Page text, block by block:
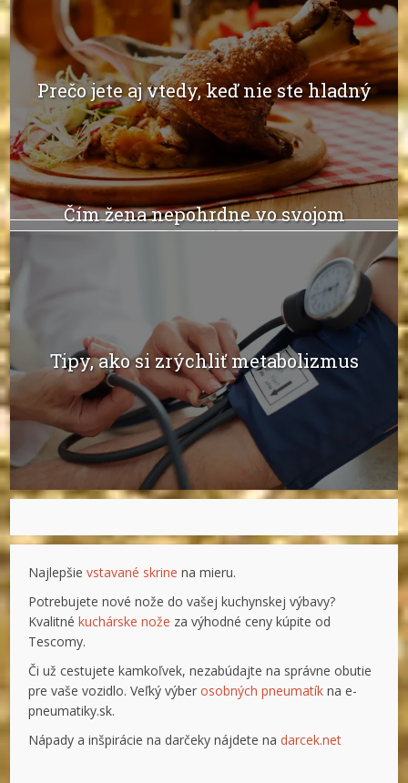
Prečo jete aj vtedy, keď nie ste hladný
Čím žena nepohrdne vo svojom
šatníku?
Tipy, ako si zrýchliť metabolizmus
Najlepšievstavané skrine na mieru.
Potrebujete nové nože do vašej kuchynskej výbavy?
Kvalitnékuchárske nože za výhodné ceny kúpite od
Tescomy.
Či už cestujete kamkoľvek, nezabúdajte na správne obutie
pre vaše vozidlo. Veľký výberosobných pneumatík na e-
pneumatiky.sk.
Nápady a inšpirácie na darčeky nájdete nadarcek.net